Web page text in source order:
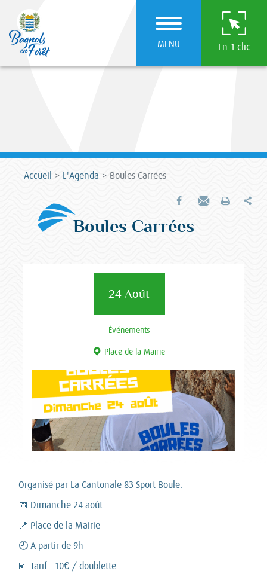
MENU En 1 clic
Accueil L'Agenda Boules Carrées
Partager sur Facebook
Envoyer par e-mail
Imprimer
Boules Carrées
24 Août
Événements
Place de la Mairie
Organisé par La Cantonale 83 Sport Boule.
📅 Dimanche 24 août
📍 Place de la Mairie
🕘 A partir de 9h
💶 Tarif : 10€ / doublette